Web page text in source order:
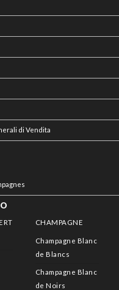
di Vendita
CHAMPAGNE
Champagne Blanc
de Blancs
Champagne Blanc
de Noirs